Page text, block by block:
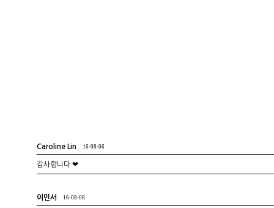
Caroline Lin 16-08-06
감사합니다 ❤
이민서 16-08-08